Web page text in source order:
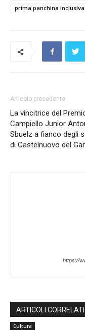
prima panchina inclusiva
Articolo precedente
La vincitrice del
Campiello Junior
Sbuelz a fianco degli
di Castelnuovo del
https://
ARTICOLI CORRELATI
Cultura